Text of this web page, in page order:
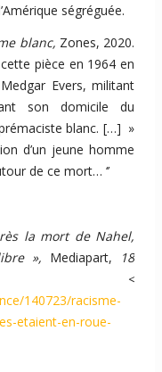
ségréguée.
blanc, Zones, 2020.
pièce en 1964 en
Evers, militant
son domicile du
blanc. […] »
d’un jeune homme
de ce mort… ‘’
la mort de Nahel,
», Mediapart, 18
<
140723/racisme-
etaient-en-roue-